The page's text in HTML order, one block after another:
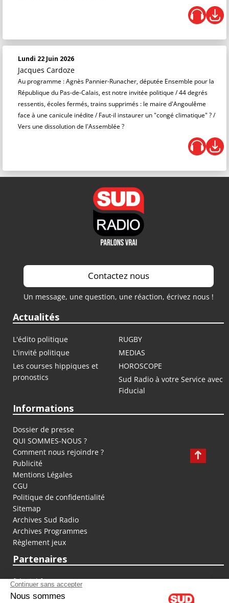
Lundi 22 Juin 2026
Jacques Cardoze
Au programme : Agnès Pannier-Runacher, députée Ensemble pour la
République du Pas-de-Calais, est notre invitée politique / 44 degrés
ressentis, écoles fermés, trains supprimés : le maire d'Angoulême
face à une canicule inédite / Faut-il instaurer un "congé climatique" ? /
Vers une dissolution de l'Assemblée ?
Contactez nous
Un message, une question, une réaction, écrivez nous !
Actualités
L'édito politique
RUGBY
L'invité politique
MEDIAS
Les courses hippiques et
pronostics
HOROSCOPE
Sud Radio à votre Service avec
Fiducial
Informations
Dossier de presse
QUI SOMMES-NOUS ?
Comment nous rejoindre ?
Publicité
Mentions Légales
CGU
Politique de confidentialité
Sitemap
Archives Sud Radio
Archives Programmes
Règlement jeux
Partenaires
fiducial.fr
lyoncapitale.fr